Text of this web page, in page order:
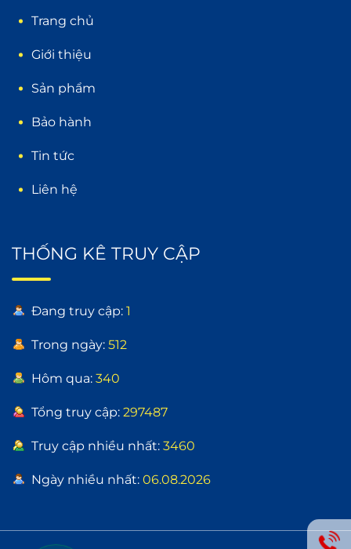
Trang chủ
Giới thiệu
Sản phẩm
Bảo hành
Tin tức
Liên hệ
THỐNG KÊ TRUY CẬP
Đang truy cập: 1
Trong ngày: 512
Hôm qua: 340
Tổng truy cập: 297487
Truy cập nhiều nhất: 3460
Ngày nhiều nhất: 06.08.2026